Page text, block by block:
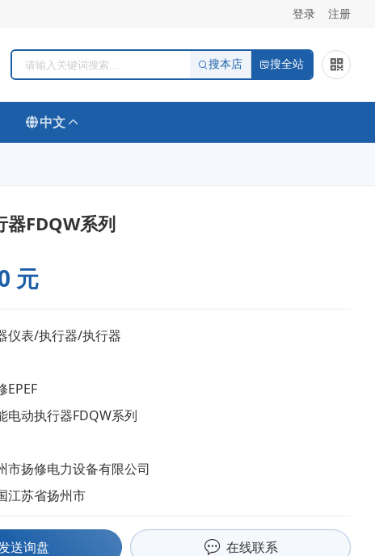
登录 注册
搜本店 搜全站
中文
器FDQW系列
元
仪表/执行器/执行器
EPEF
电动执行器FDQW系列
市扬修电力设备有限公司
江苏省扬州市
送询盘 在线联系